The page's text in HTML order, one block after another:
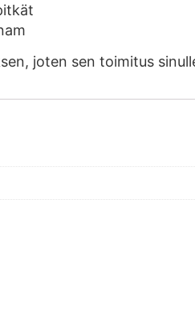
joten sen toimitus